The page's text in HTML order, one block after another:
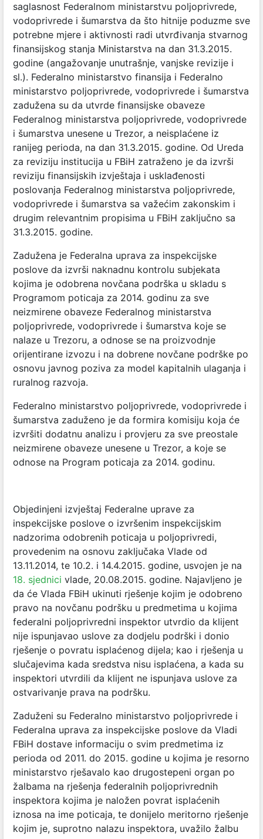
saglasnost Federalnom ministarstvu poljoprivrede,
vodoprivrede i šumarstva da što hitnije poduzme sve
potrebne mjere i aktivnosti radi utvrđivanja stvarnog
finansijskog stanja Ministarstva na dan 31.3.2015.
godine (angažovanje unutrašnje, vanjske revizije i
sl.). Federalno ministarstvo finansija i Federalno
ministarstvo poljoprivrede, vodoprivrede i šumarstva
zadužena su da utvrde finansijske obaveze
Federalnog ministarstva poljoprivrede, vodoprivrede
i šumarstva unesene u Trezor, a neisplaćene iz
ranijeg perioda, na dan 31.3.2015. godine. Od Ureda
za reviziju institucija u FBiH zatraženo je da izvrši
reviziju finansijskih izvještaja i usklađenosti
poslovanja Federalnog ministarstva poljoprivrede,
vodoprivrede i šumarstva sa važećim zakonskim i
drugim relevantnim propisima u FBiH zaključno sa
31.3.2015. godine.
Zadužena je Federalna uprava za inspekcijske
poslove da izvrši naknadnu kontrolu subjekata
kojima je odobrena novčana podrška u skladu s
Programom poticaja za 2014. godinu za sve
neizmirene obaveze Federalnog ministarstva
poljoprivrede, vodoprivrede i šumarstva koje se
nalaze u Trezoru, a odnose se na proizvodnje
orijentirane izvozu i na dobrene novčane podrške po
osnovu javnog poziva za model kapitalnih ulaganja i
ruralnog razvoja.
Federalno ministarstvo poljoprivrede, vodoprivrede i
šumarstva zaduženo je da formira komisiju koja će
izvršiti dodatnu analizu i provjeru za sve preostale
neizmirene obaveze unesene u Trezor, a koje se
odnose na Program poticaja za 2014. godinu.
Objedinjeni izvještaj Federalne uprave za
inspekcijske poslove o izvršenim inspekcijskim
nadzorima odobrenih poticaja u poljoprivredi,
provedenim na osnovu zaključaka Vlade od
13.11.2014, te 10.2. i 14.4.2015. godine, usvojen je na
18. sjednici vlade, 20.08.2015. godine. Najavljeno je
da će Vlada FBiH ukinuti rješenje kojim je odobreno
pravo na novčanu podršku u predmetima u kojima
federalni poljoprivredni inspektor utvrdio da klijent
nije ispunjavao uslove za dodjelu podrški i donio
rješenje o povratu isplaćenog dijela; kao i rješenja u
slučajevima kada sredstva nisu isplaćena, a kada su
inspektori utvrdili da klijent ne ispunjava uslove za
ostvarivanje prava na podršku.
Zaduženi su Federalno ministarstvo poljoprivrede i
Federalna uprava za inspekcijske poslove da Vladi
FBiH dostave informaciju o svim predmetima iz
perioda od 2011. do 2015. godine u kojima je resorno
ministarstvo rješavalo kao drugostepeni organ po
žalbama na rješenja federalnih poljoprivrednih
inspektora kojima je naložen povrat isplaćenih
iznosa na ime poticaja, te donijelo meritorno rješenje
kojim je, suprotno nalazu inspektora, uvažilo žalbu